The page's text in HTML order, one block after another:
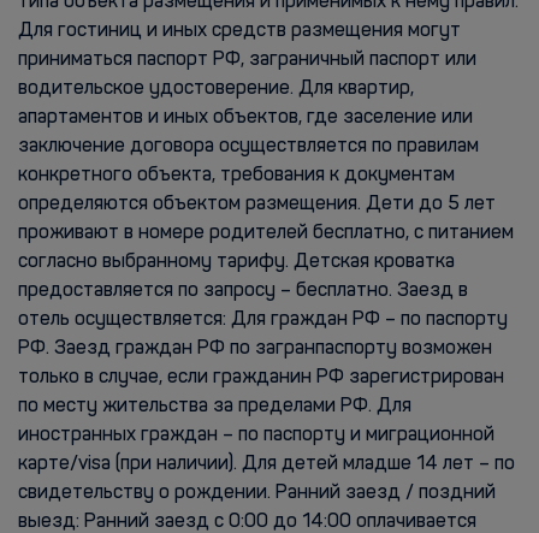
Для гостиниц и иных средств размещения могут
приниматься паспорт РФ, заграничный паспорт или
водительское удостоверение. Для квартир,
апартаментов и иных объектов, где заселение или
заключение договора осуществляется по правилам
конкретного объекта, требования к документам
определяются объектом размещения. Дети до 5 лет
проживают в номере родителей бесплатно, с питанием
согласно выбранному тарифу. Детская кроватка
предоставляется по запросу – бесплатно. Заезд в
отель осуществляется: Для граждан РФ – по паспорту
РФ. Заезд граждан РФ по загранпаспорту возможен
только в случае, если гражданин РФ зарегистрирован
по месту жительства за пределами РФ. Для
иностранных граждан – по паспорту и миграционной
карте/visa (при наличии). Для детей младше 14 лет – по
свидетельству о рождении. Ранний заезд / поздний
выезд: Ранний заезд с 0:00 до 14:00 оплачивается